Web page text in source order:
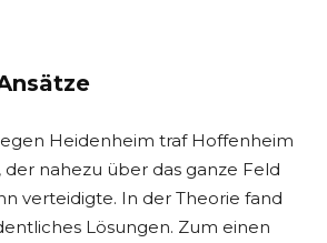
Heidenheim traf Hoffenheim
der nahezu über das ganze Feld
verteidigte. In der Theorie fand
Lösungen. Zum einen